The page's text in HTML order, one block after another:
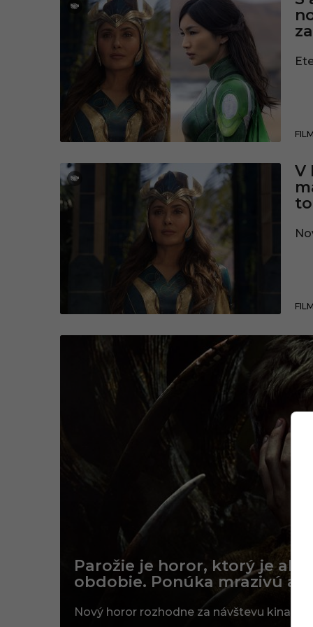
V
Parožie je horor, ktorý je
obdobie. Ponúka mrazivú
Nový horor rozhodne za návštevu kina stojí.